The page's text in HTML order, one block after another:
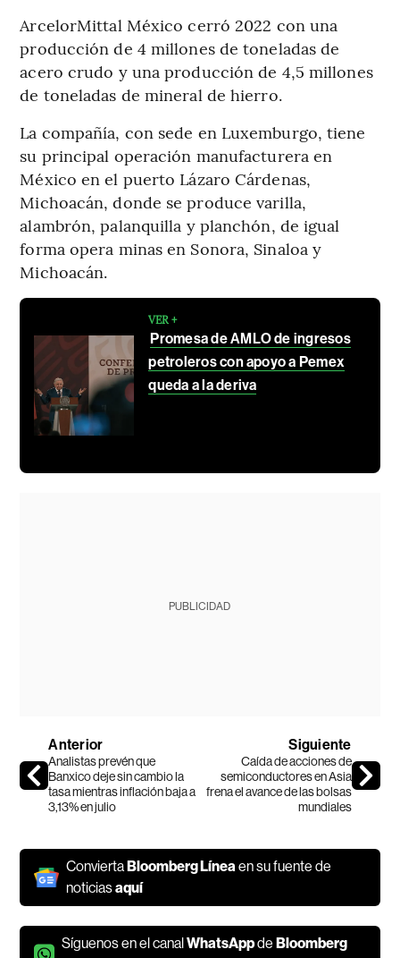
ArcelorMittal México cerró 2022 con una
producción de 4 millones de toneladas de
acero crudo y una producción de 4,5 millones
de toneladas de mineral de hierro.
La compañía, con sede en Luxemburgo, tiene
su principal operación manufacturera en
México en el puerto Lázaro Cárdenas,
Michoacán, donde se produce varilla,
alambrón, palanquilla y planchón, de igual
forma opera minas en Sonora, Sinaloa y
Michoacán.
VER +
Promesa de AMLO de ingresos
petroleros con apoyo a Pemex
queda a la deriva
PUBLICIDAD
Anterior
Analistas prevén que
Banxico deje sin cambio la
tasa mientras inflación baja a
3,13% en julio
Siguiente
Caída de acciones de
semiconductores en Asia
frena el avance de las bolsas
mundiales
ConviertaBloomberg Líneaen su fuente de
noticiasaquí
Síguenos en el canalWhatsAppdeBloomberg